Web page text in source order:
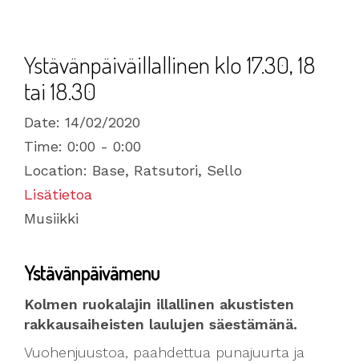
Ystävänpäiväillallinen klo 17.30, 18
tai 18.30
Date: 14/02/2020
Time: 0:00 - 0:00
Location: Base, Ratsutori, Sello
Lisätietoa
Musiikki
Ystävänpäivämenu
Kolmen ruokalajin illallinen akustisten
rakkausaiheisten laulujen säestämänä.
Vuohenjuustoa, paahdettua punajuurta ja